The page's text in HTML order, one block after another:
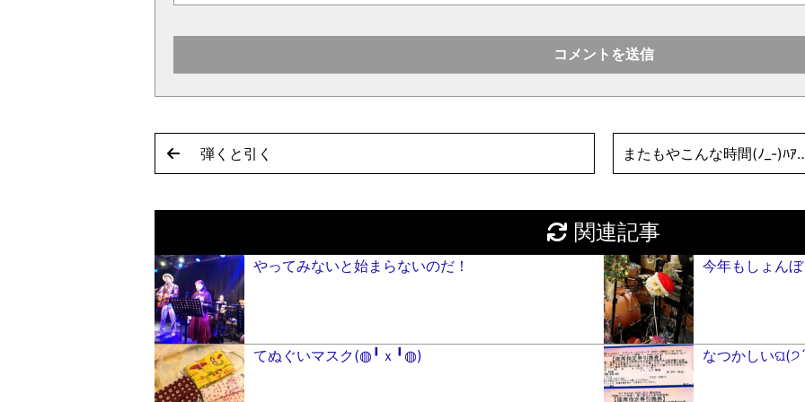
弾くと引く またもやこんな時間(ﾉ_-)ﾊｱ
関連記事
やってみないと始まらないのだ！ 今年もしょん
てぬぐいマスク(◍╹ｘ╹◍) なつかしい